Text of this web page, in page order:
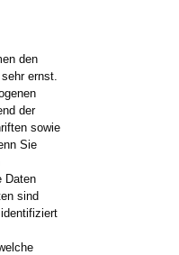
den
ernst.
der
sowie
Sie
Daten
sind